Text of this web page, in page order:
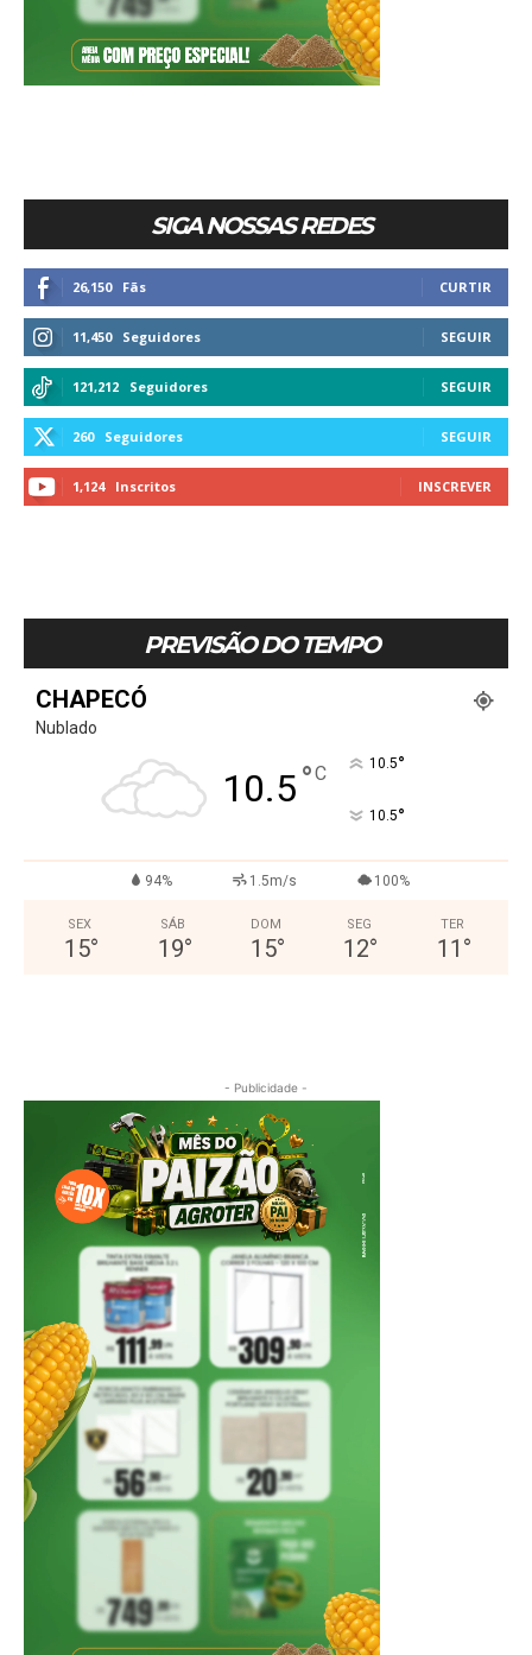
SIGA NOSSAS REDES
26,150 Fãs CURTIR
11,450 Seguidores SEGUIR
121,212 Seguidores SEGUIR
260 Seguidores SEGUIR
1,124 Inscritos INSCREVER
PREVISÃO DO TEMPO
CHAPECÓ
Nublado
10.5°C 10.5°
10.5°
94% 1.5m/s 100%
SEX
15°
SÁB
19°
DOM
15°
SEG
12°
TER
11 °
- Publicidade -